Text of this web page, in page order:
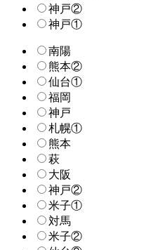
神戸②
神戸①
南陽
熊本②
仙台①
福岡
神戸
札幌①
熊本
萩
大阪
神戸②
米子①
対馬
米子②